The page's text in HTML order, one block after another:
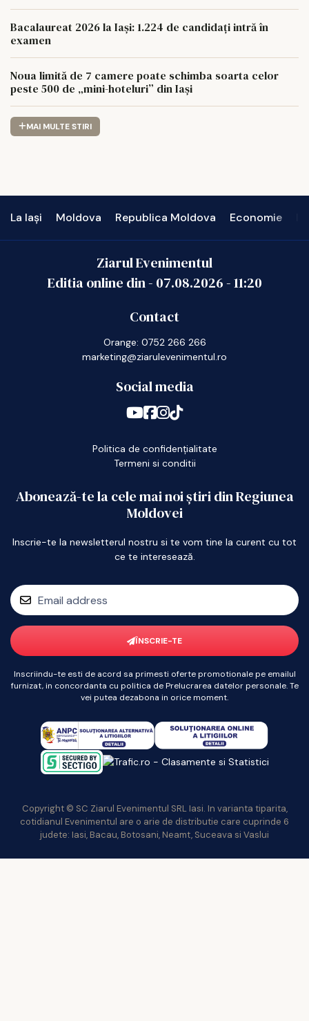
Bacalaureat 2026 la Iași: 1.224 de candidați intră în
examen
Noua limită de 7 camere poate schimba soarta celor
peste 500 de „mini-hoteluri” din Iași
MAI MULTE STIRI
La Iași Moldova Republica Moldova Economie
Ziarul Evenimentul
Editia online din - 07.08.2026-11:20
Contact
Orange: 0752 266 266
marketing@ziarulevenimentul.ro
Social media
Politica de confidențialitate
Termeni si conditii
Abonează-te la cele mai noi știri din Regiunea
Moldovei
Inscrie-te la newsletterul nostru si te vom tine la curent cu tot
ce te interesează.
ÎNSCRIE-TE
Inscriindu-te esti de acord sa primesti oferte promotionale pe emailul
furnizat, in concordanta cu politica de Prelucrarea datelor personale. Te
vei putea dezabona in orice moment.
Copyright © SC Ziarul Evenimentul SRL Iasi. In varianta tiparita,
cotidianul Evenimentul are o arie de distributie care cuprinde 6
judete: Iasi, Bacau, Botosani, Neamt, Suceava si Vaslui